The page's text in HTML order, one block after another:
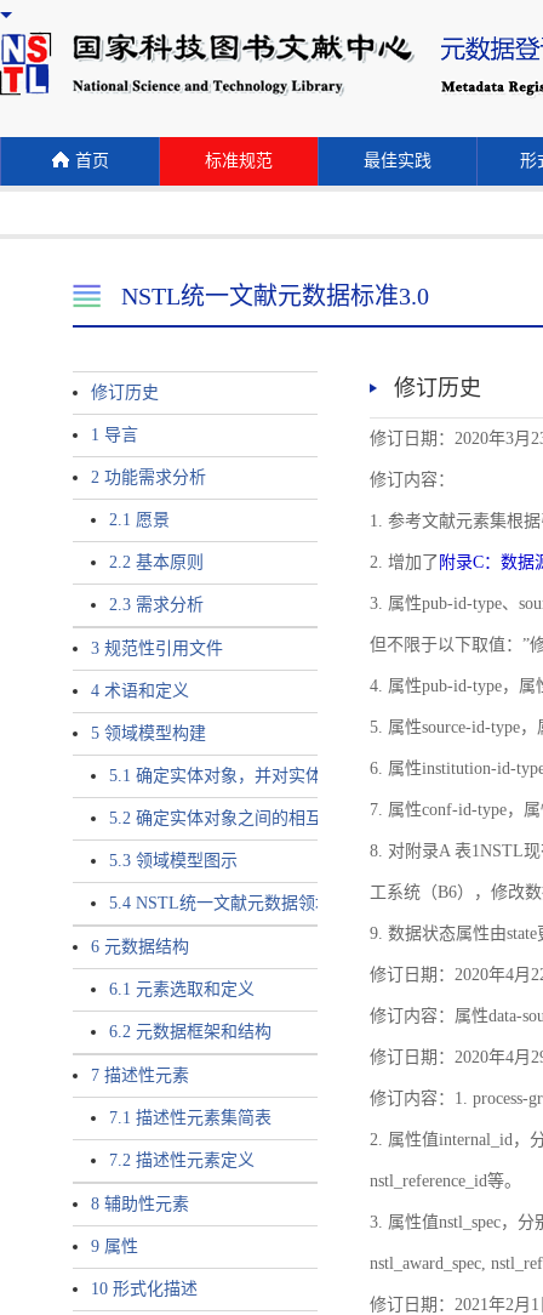
首页 标准规范 最佳实践 形
NSTL统一文献元数据标准3.0
修订历史
1 导言
2 功能需求分析
2.1 愿景
2.2 基本原则
2.3 需求分析
3 规范性引用文件
4 术语和定义
5 领域模型构建
5.1 确定实体对象，并对实体对象命名
5.2 确定实体对象之间的相互关系，定义实体对象之间的
5.3 领域模型图示
5.4 NSTL统一文献元数据领域模型的验证
6 元数据结构
6.1 元素选取和定义
6.2 元数据框架和结构
7 描述性元素
7.1 描述性元素集简表
7.2 描述性元素定义
8 辅助性元素
9 属性
10 形式化描述
修订历史
修订日期：2020年3月
修订内容：
1. 参考文献元素集根
2. 增加了 附录C：数据
3. 属性pub-id-type、
但不限于以下取值：”
4. 属性pub-id-type，属
5. 属性source-id-type
6. 属性institution-id-
7. 属性conf-id-type，
8. 对附录A 表1NSTL
工系统（B6），修改
9. 数据状态属性由state
修订日期：2020年4月
修订内容：属性data-
修订日期：2020年4月
修订内容：1. process-
2. 属性值internal_id，
nstl_reference_id等。
3. 属性值nstl_spec，分
nstl_award_spec,
修订日期：2021年2月1